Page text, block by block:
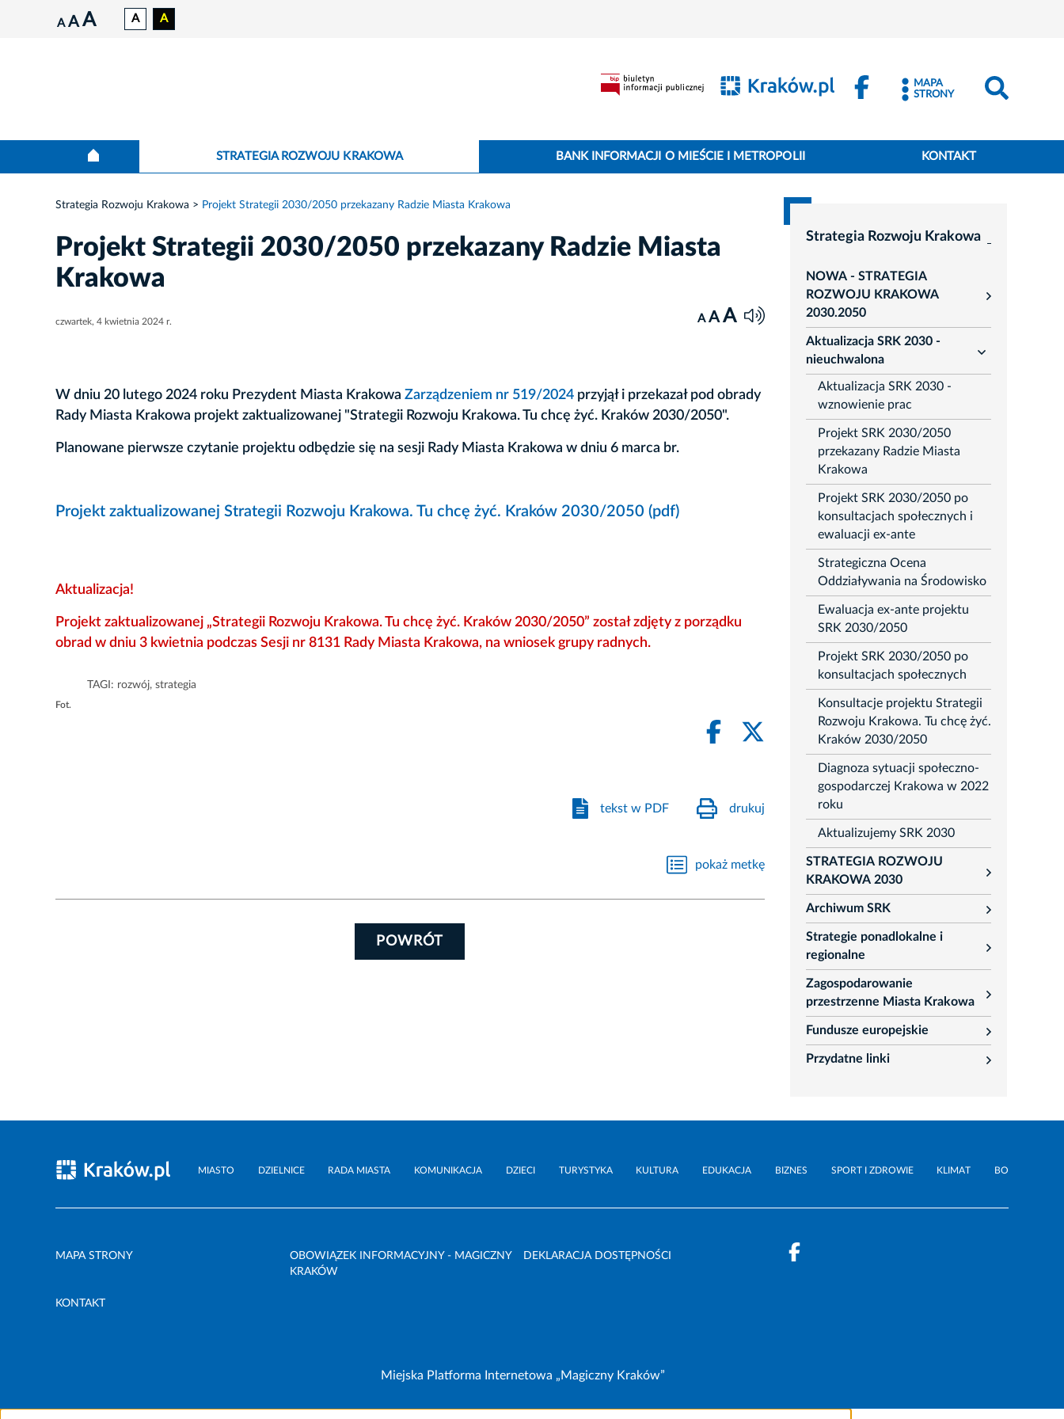
A A A A A
MAPA
STRONY
STRATEGIA ROZWOJU KRAKOWA BANK INFORMACJI O MIEŚCIE I METROPOLII KONTAKT
Strategia Rozwoju Krakowa Projekt Strategii 2030/2050 przekazany Radzie Miasta Krakowa
Projekt Strategii 2030/2050 przekazany Radzie Miasta
Krakowa
czwartek, 4 kwietnia 2024 r. A A A
W dniu 20 lutego 2024 roku Prezydent Miasta Krakowa Zarządzeniem nr 519/2024 przyjął i przekazał pod obrady
Rady Miasta Krakowa projekt zaktualizowanej "Strategii Rozwoju Krakowa. Tu chcę żyć. Kraków 2030/2050".
Planowane pierwsze czytanie projektu odbędzie się na sesji Rady Miasta Krakowa w dniu 6 marca br.
Projekt zaktualizowanej Strategii Rozwoju Krakowa. Tu chcę żyć. Kraków 2030/2050 (pdf)
Aktualizacja!
Projekt zaktualizowanej „Strategii Rozwoju Krakowa. Tu chcę żyć. Kraków 2030/2050” został zdjęty z porządku
obrad w dniu 3 kwietnia podczas Sesji nr 8131 Rady Miasta Krakowa, na wniosek grupy radnych.
Fot.
TAGI: rozwój, strategia
tekst w PDF drukuj
pokaż metkę
POWRÓT
Strategia Rozwoju Krakowa
NOWA - STRATEGIA
ROZWOJU KRAKOWA
2030.2050
rozwiń
Aktualizacja SRK 2030 -
nieuchwalona
rozwiń
Aktualizacja SRK 2030 -
wznowienie prac
Projekt SRK 2030/2050
przekazany Radzie Miasta
Krakowa
Projekt SRK 2030/2050 po
konsultacjach społecznych i
ewaluacji ex-ante
Strategiczna Ocena
Oddziaływania na Środowisko
Ewaluacja ex-ante projektu
SRK 2030/2050
Projekt SRK 2030/2050 po
konsultacjach społecznych
Konsultacje projektu Strategii
Rozwoju Krakowa. Tu chcę żyć.
Kraków 2030/2050
Diagnoza sytuacji społeczno-
gospodarczej Krakowa w 2022
roku
Aktualizujemy SRK 2030
STRATEGIA ROZWOJU
KRAKOWA 2030
rozwiń
Archiwum SRK
rozwiń
Strategie ponadlokalne i
regionalne
rozwiń
Zagospodarowanie
przestrzenne Miasta Krakowa
rozwiń
Fundusze europejskie
rozwiń
Przydatne linki
rozwiń
MIASTO DZIELNICE RADA MIASTA KOMUNIKACJA DZIECI TURYSTYKA KULTURA EDUKACJA BIZNES SPORT I ZDROWIE KLIMAT BO
MAPA STRONY
OBOWIĄZEK INFORMACYJNY - MAGICZNY
KRAKÓW
DEKLARACJA DOSTĘPNOŚCI
KONTAKT
Miejska Platforma Internetowa „Magiczny Kraków”